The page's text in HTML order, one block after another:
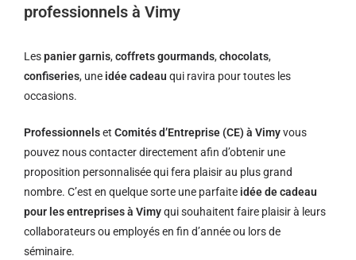
professionnels à Vimy
Lespanier garnis,coffrets gourmands,chocolats,
confiseries, une idée cadeau qui ravira pour toutes les
occasions.
Professionnelset Comités d’Entreprise (CE) à Vimyvous
pouvez nous contacter directement afin d’obtenir une
proposition personnalisée qui fera plaisir au plus grand
nombre. C’est en quelque sorte une parfaite idée de cadeau
pour les entreprises à Vimyqui souhaitent faire plaisir à leurs
collaborateurs ou employés en fin d’année ou lors de
séminaire.